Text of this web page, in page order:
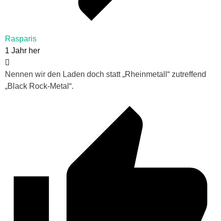
Rasparis
1 Jahr her
Nennen wir den Laden doch statt „Rheinmetall“ zutreffend
„Black Rock-Metal“.